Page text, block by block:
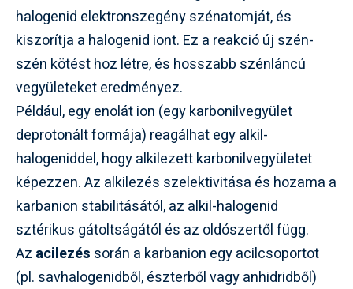
halogenid elektronszegény szénatomját, és
kiszorítja a halogenid iont. Ez a reakció új szén-
szén kötést hoz létre, és hosszabb szénláncú
vegyületeket eredményez.
Például, egy enolát ion (egy karbonilvegyület
deprotonált formája) reagálhat egy alkil-
halogeniddel, hogy alkilezett karbonilvegyületet
képezzen. Az alkilezés szelektivitása és hozama a
karbanion stabilitásától, az alkil-halogenid
sztérikus gátoltságától és az oldószertől függ.
Az acilezés során a karbanion egy acilcsoportot
(pl. savhalogenidből, észterből vagy anhidridből)